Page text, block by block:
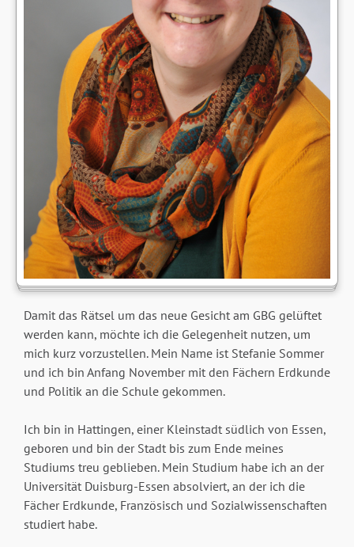
Damit das Rätsel um das neue Gesicht am GBG gelüftet
werden kann, möchte ich die Gelegenheit nutzen, um
mich kurz vorzustellen. Mein Name ist Stefanie Sommer
und ich bin Anfang November mit den Fächern Erdkunde
und Politik an die Schule gekommen.
Ich bin in Hattingen, einer Kleinstadt südlich von Essen,
geboren und bin der Stadt bis zum Ende meines
Studiums treu geblieben. Mein Studium habe ich an der
Universität Duisburg-Essen absolviert, an der ich die
Fächer Erdkunde, Französisch und Sozialwissenschaften
studiert habe.